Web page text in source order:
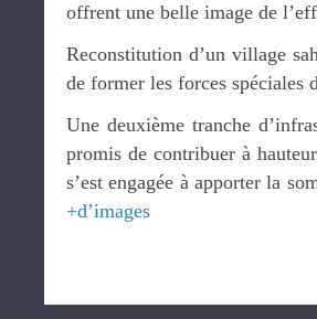
offrent une belle image de
Reconstitution d’un village
de former les forces spéciales
Une deuxième tranche
promis de contribuer à
s’est engagée à apporter la
+d’images